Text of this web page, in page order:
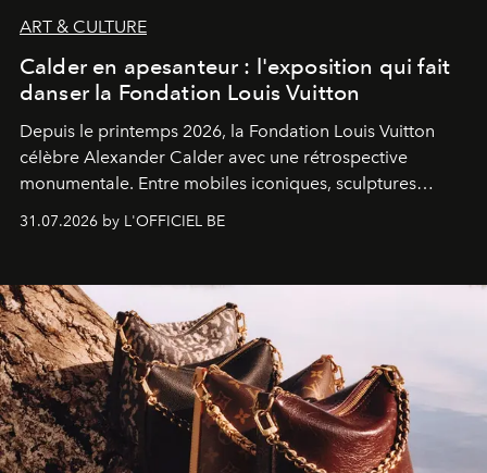
ART & CULTURE
Calder en apesanteur : l'exposition qui fait
danser la Fondation Louis Vuitton
Depuis le printemps 2026, la Fondation Louis Vuitton
célèbre Alexander Calder avec une rétrospective
monumentale. Entre mobiles iconiques, sculptures
monumentales et poésie du mouvement, l'artiste
américain investit les espaces imaginés par Frank Gehry
sculpture.
31.07.2026 by L'OFFICIEL BE